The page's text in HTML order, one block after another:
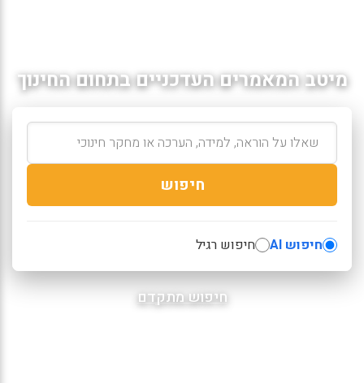
מיטב המאמרים העדכניים בתחום החינוך
חיפוש
חיפוש AI חיפוש רגיל
חיפוש מתקדם